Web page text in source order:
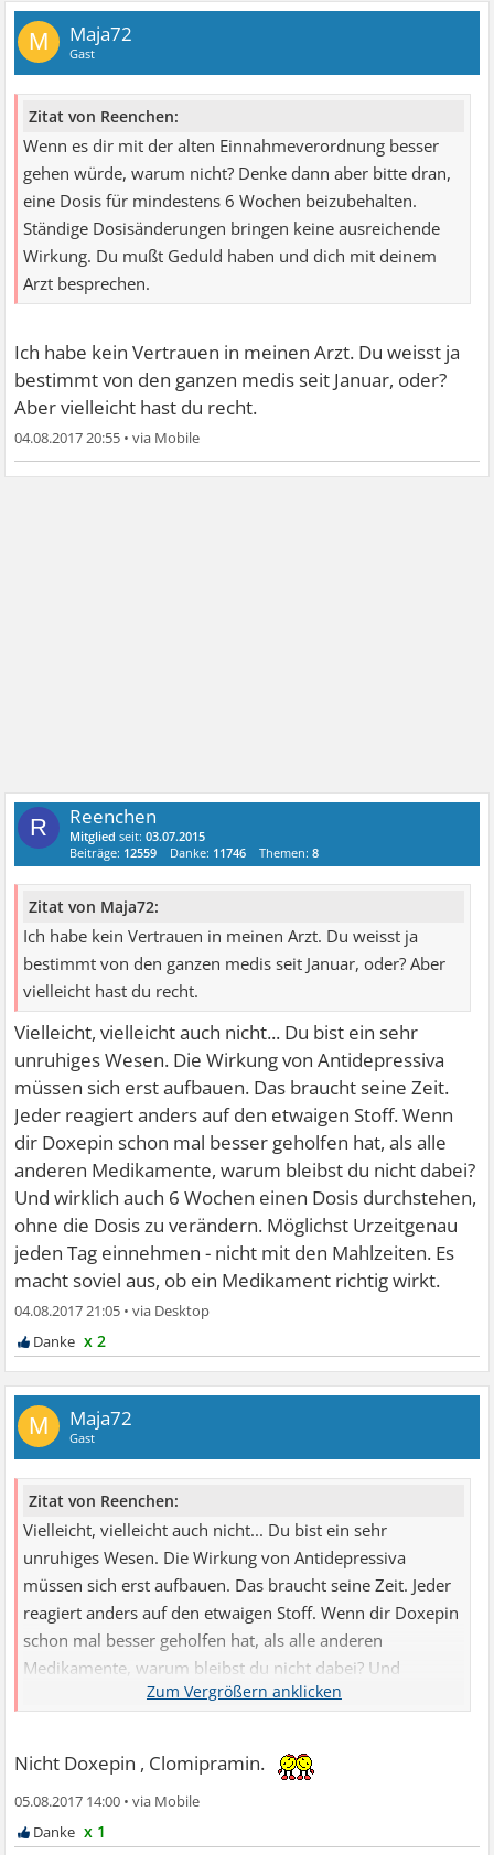
M Maja72
Gast
Zitat von Reenchen:
Wenn es dir mit der alten Einnahmeverordnung besser
gehen würde, warum nicht? Denke dann aber bitte dran,
eine Dosis für mindestens 6 Wochen beizubehalten.
Ständige Dosisänderungen bringen keine ausreichende
Wirkung. Du mußt Geduld haben und dich mit deinem
Arzt besprechen.
Ich habe kein Vertrauen in meinen Arzt. Du weisst ja
bestimmt von den ganzen medis seit Januar, oder?
Aber vielleicht hast du recht.
04.08.2017 20:55 •
R Reenchen
Mitglied seit:03.07.2015
Beiträge: 12559 Danke: 11746 Themen:8
Zitat von Maja72:
Ich habe kein Vertrauen in meinen Arzt. Du weisst ja
bestimmt von den ganzen medis seit Januar, oder? Aber
vielleicht hast du recht.
Vielleicht, vielleicht auch nicht... Du bist ein sehr
unruhiges Wesen. Die Wirkung von Antidepressiva
müssen sich erst aufbauen. Das braucht seine Zeit.
Jeder reagiert anders auf den etwaigen Stoff. Wenn
dir Doxepin schon mal besser geholfen hat, als alle
anderen Medikamente, warum bleibst du nicht dabei?
Und wirklich auch 6 Wochen einen Dosis durchstehen,
ohne die Dosis zu verändern. Möglichst Urzeitgenau
jeden Tag einnehmen - nicht mit den Mahlzeiten. Es
macht soviel aus, ob ein Medikament richtig wirkt.
04.08.2017 21:05 •
x 2
M Maja72
Gast
Zitat von Reenchen:
Vielleicht, vielleicht auch nicht... Du bist ein sehr
unruhiges Wesen. Die Wirkung von Antidepressiva
müssen sich erst aufbauen. Das braucht seine Zeit. Jeder
reagiert anders auf den etwaigen Stoff. Wenn dir Doxepin
schon mal besser geholfen hat, als alle anderen
Medikamente, warum bleibst du nicht dabei? Und
wirklich auch 6 Wochen einen Dosis durchstehen, ohne
einnehmen - nicht mit den Mahlzeiten. Es macht soviel
aus, ob ein Medikament richtig wirkt.
Nicht Doxepin , Clomipramin.
05.08.2017 14:00 •
x 1